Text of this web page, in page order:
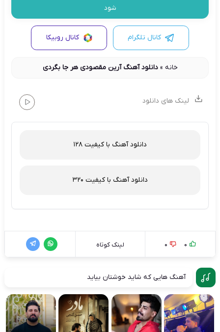
شود
کانال تلگرام کانال روبیکا
خانه »دانلود آهنگ آرین مقصودی هر جا بگردی
لینک های دانلود
دانلود آهنگ با کیفیت 128
دانلود آهنگ با کیفیت 320
0
0 لینک کوتاه
آهنگ هایی که شاید خوشتان بیاید